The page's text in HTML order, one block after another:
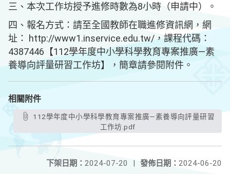
三、本次工作坊授予進修時數為8小時（申請中）。
四、報名方式：請至全國教師在職進修資訊網，網
址： http://www1.inservice.edu.tw/，課程代碼：
4387446【112學年度中小學科學教育專案推廣—素
養導向評量研習工作坊】，簡章請參閱附件。
相關附件
工作坊.pdf
發佈日期： 2024-06-20
下架日期： 2024-07-20
|